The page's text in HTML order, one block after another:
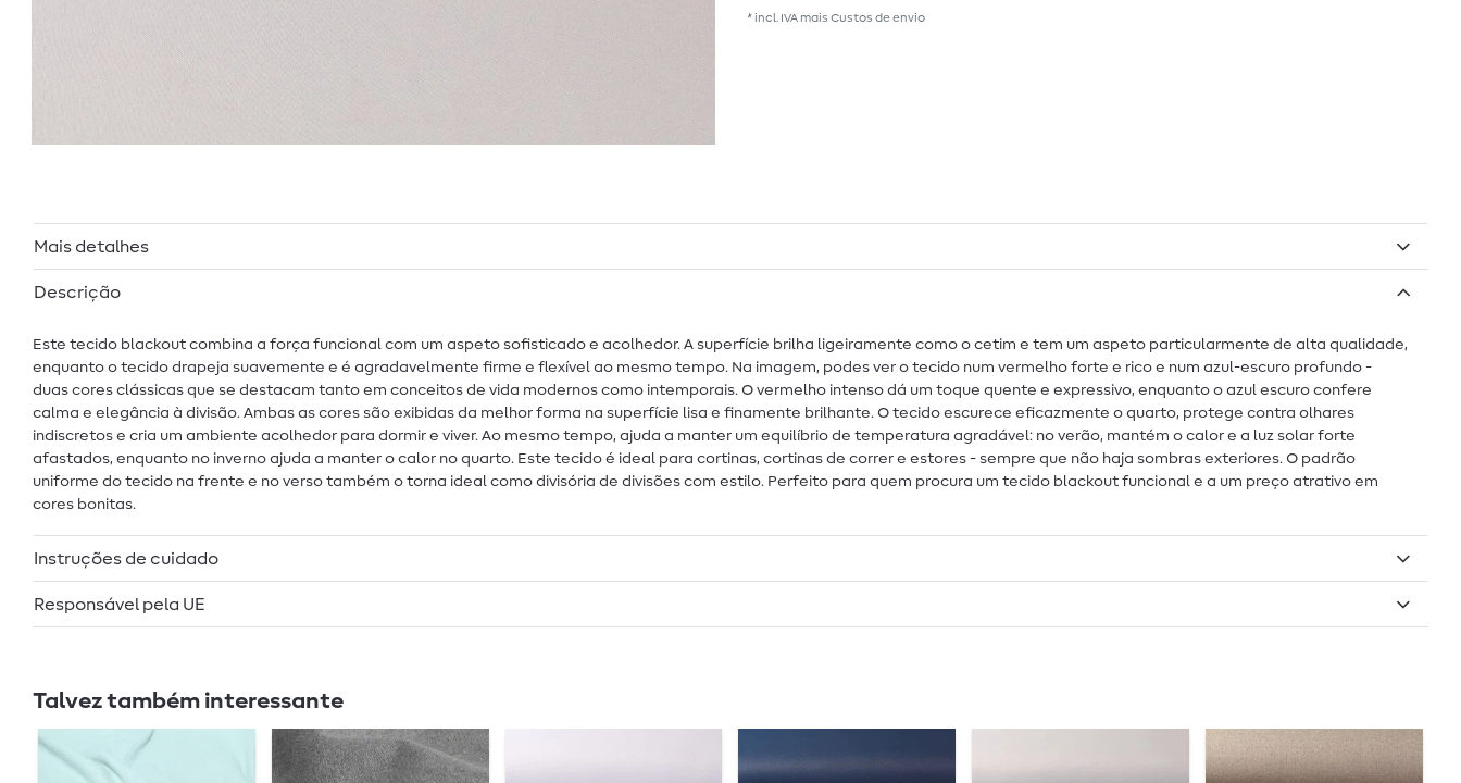
* incl. IVA mais Custos de envio
Mais detalhes
Descrição
Este tecido blackout combina a força funcional com um aspeto sofisticado e acolhedor. A superfície brilha ligeiramente como o cetim e tem um aspeto particularmente de alta qualidade,
enquanto o tecido drapeja suavemente e é agradavelmente firme e flexível ao mesmo tempo. Na imagem, podes ver o tecido num vermelho forte e rico e num azul-escuro profundo -
duas cores clássicas que se destacam tanto em conceitos de vida modernos como intemporais. O vermelho intenso dá um toque quente e expressivo, enquanto o azul escuro confere
calma e elegância à divisão. Ambas as cores são exibidas da melhor forma na superfície lisa e finamente brilhante. O tecido escurece eficazmente o quarto, protege contra olhares
indiscretos e cria um ambiente acolhedor para dormir e viver. Ao mesmo tempo, ajuda a manter um equilíbrio de temperatura agradável: no verão, mantém o calor e a luz solar forte
afastados, enquanto no inverno ajuda a manter o calor no quarto. Este tecido é ideal para cortinas, cortinas de correr e estores - sempre que não haja sombras exteriores. O padrão
uniforme do tecido na frente e no verso também o torna ideal como divisória de divisões com estilo. Perfeito para quem procura um tecido blackout funcional e a um preço atrativo em
cores bonitas.
Instruções de cuidado
Responsável pela UE
Talvez também interessante